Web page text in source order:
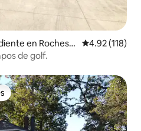
en Rochest
Calificación
4.92 (118)
de golf.
huéspedes